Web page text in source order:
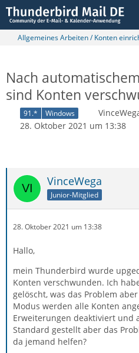
Allgemeines Arbeiten / Konten
Nach
sind Konten
91.* Windows
28. Oktober 2021 um 13:38
VinceWega
Junior-Mitglied
28. Oktober 2021 um 13:38
Hallo,
mein Thunderbird wurde
Konten verschwunden. Ich
gelöscht, was das Problem
Modus werden alle Konten
Erweiterungen deaktiviert und
Standard gestellt aber das
da jemand helfen?